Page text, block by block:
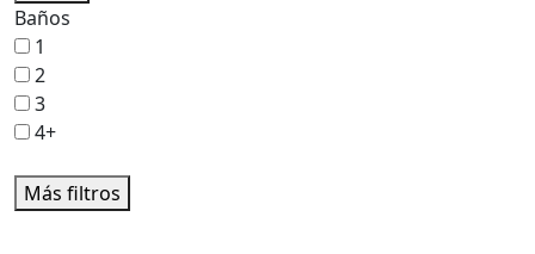
Baños
1
2
3
4+
Más filtros